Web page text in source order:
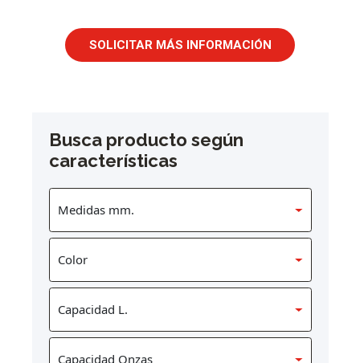
SOLICITAR MÁS INFORMACIÓN
Busca producto según
características